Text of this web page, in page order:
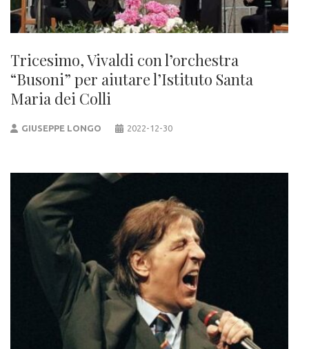
Tricesimo, Vivaldi con l’orchestra
“Busoni” per aiutare l’Istituto Santa
Maria dei Colli
GIUSEPPE LONGO 2022-12-30